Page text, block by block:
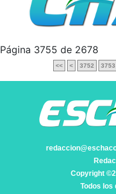
Página 3755 de 2678
<< < 3752 3753
Copyright
Todos los